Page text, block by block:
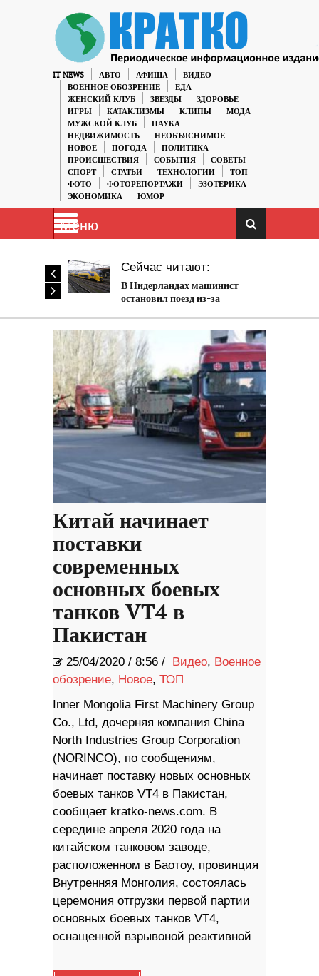
IT NEWS АВТО АФИША
ВИДЕО
ВОЕННОЕ ОБОЗРЕНИЕ
ЕДА
ЖЕНСКИЙ КЛУБ
ЗВЕЗДЫ
ЗДОРОВЬЕ
ИГРЫ
КАТАКЛИЗМЫ КЛИПЫ
МОДА
МУЖСКОЙ КЛУБ
НАУКА
НЕДВИЖИМОСТЬ
НЕОБЪЯСНИМОЕ
НОВОЕ
ПОГОДА
ПОЛИТИКА
ПРОИСШЕСТВИЯ
СОБЫТИЯ
СОВЕТЫ
СПОРТ
СТАТЬИ ТЕХНОЛОГИИ
ТОП
ФОТО
ФОТОРЕПОРТАЖИ
ЭЗОТЕРИКА
ЭКОНОМИКА
ЮМОР
Меню
Сейчас читают:
В Нидерландах машинист
остановил поезд из-за
Китай начинает
поставки
современных
основных боевых
танков VT4 в
Пакистан
25/04/2020 / 8:56 / Видео, Военное
обозрение, Новое, ТОП
Inner Mongolia First Machinery Group
Co., Ltd, дочерняя компания China
North Industries Group Corporation
(NORINCO), по сообщениям,
начинает поставку новых основных
боевых танков VT4 в Пакистан,
сообщает kratko-news.com. В
середине апреля 2020 года на
китайском танковом заводе,
расположенном в Баотоу, провинция
Внутренняя Монголия, состоялась
церемония отгрузки первой партии
основных боевых танков VT4,
оснащенной взрывоной реактивной